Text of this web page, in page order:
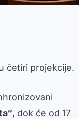
četiri projekcije.
, dok će od 17